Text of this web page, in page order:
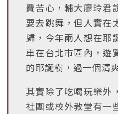
費苦心，輔大廖玲君
要去跳舞，但人實在
歸，今年兩人想在耶
車在台北市區內，遊
的耶誕樹，過一個清
其實除了吃喝玩樂外
社團或校外教堂有一